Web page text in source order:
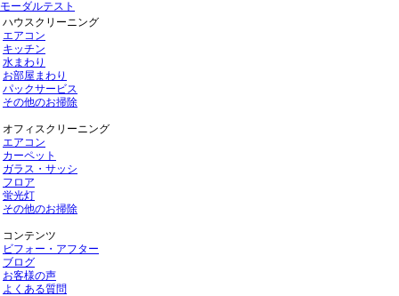
モーダルテスト
ハウスクリーニング
エアコン
キッチン
水まわり
お部屋まわり
パックサービス
その他のお掃除
オフィスクリーニング
エアコン
カーペット
ガラス・サッシ
フロア
蛍光灯
その他のお掃除
コンテンツ
ビフォー・アフター
ブログ
お客様の声
よくある質問